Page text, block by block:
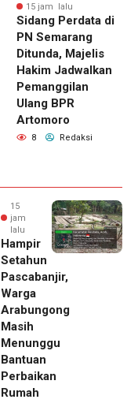
15 jam lalu
Sidang Perdata di
PN Semarang
Ditunda, Majelis
Hakim Jadwalkan
Pemanggilan
Ulang BPR
Artomoro
8 Redaksi
15
jam
lalu
Hampir
Setahun
Pascabanjir,
Warga
Arabungong
Masih
Menunggu
Bantuan
Perbaikan
Rumah